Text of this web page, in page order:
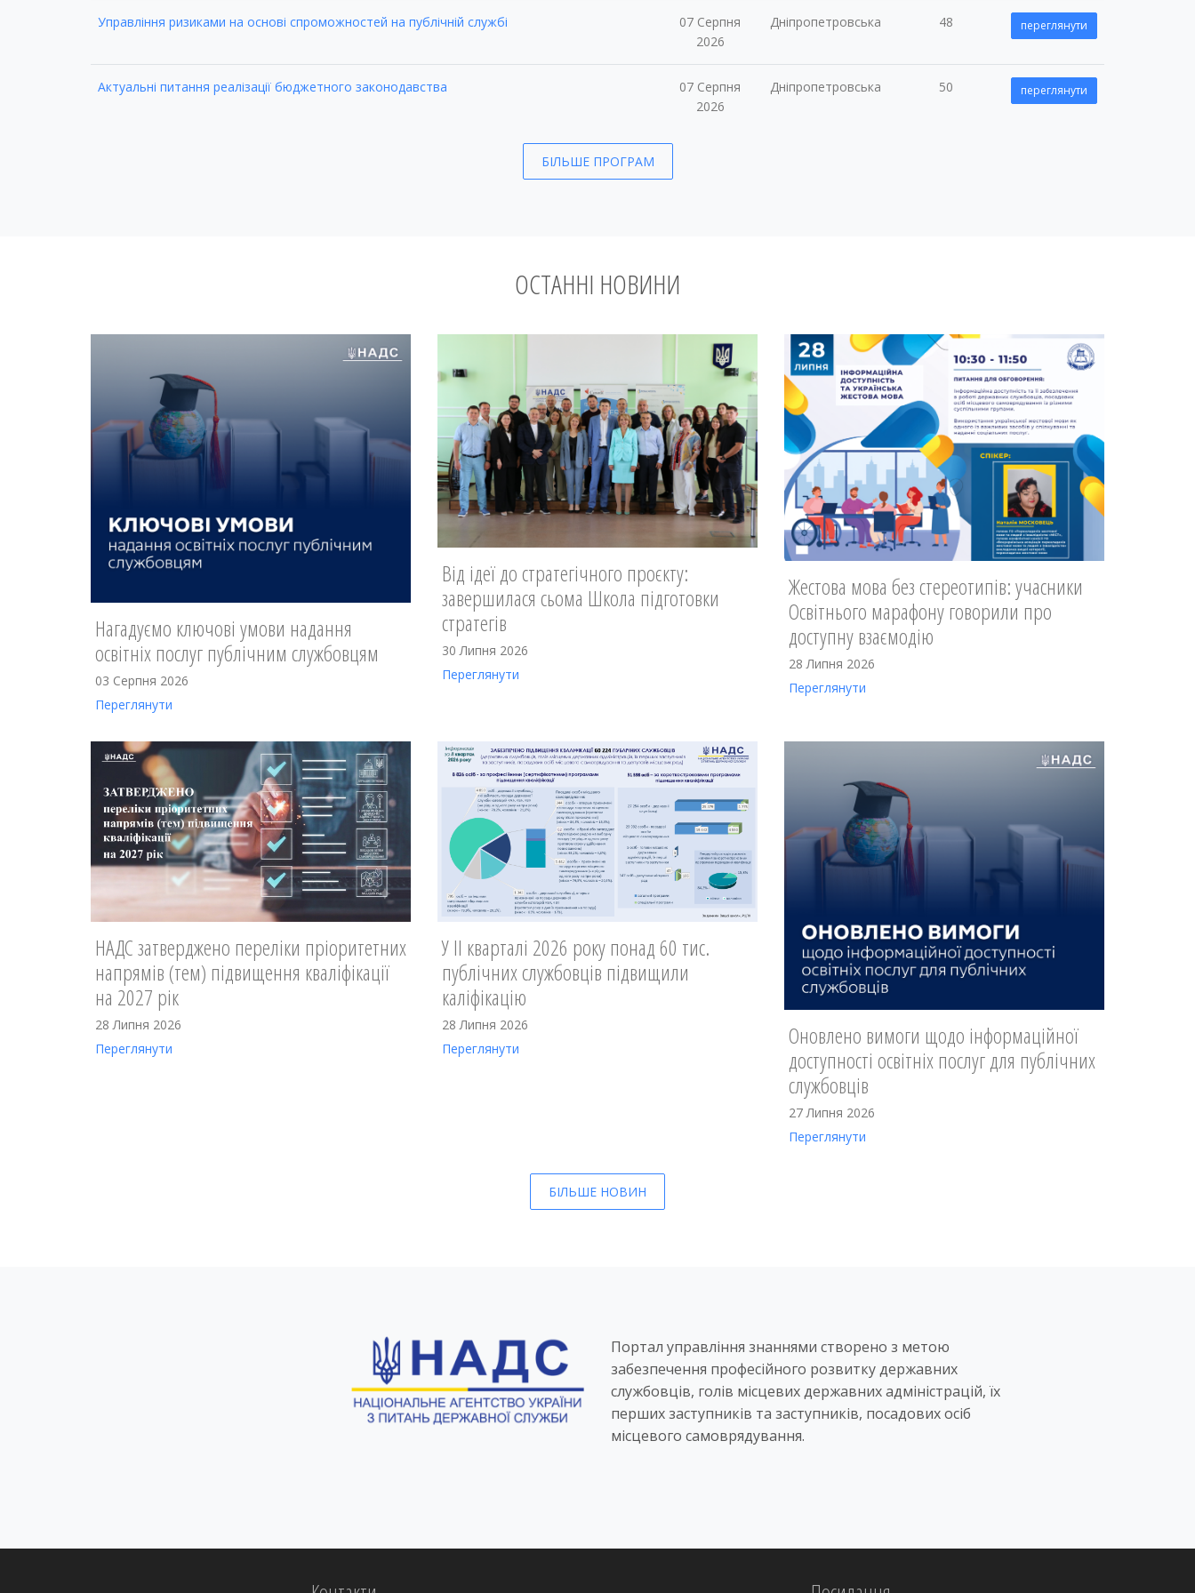
Управління ризиками на основі спроможностей на публічній службі
07 Серпня
2026
Дніпропетровська 48 переглянути
Актуальні питання реалізації бюджетного законодавства
07 Серпня
2026
Дніпропетровська 50 переглянути
БІЛЬШЕ ПРОГРАМ
ОСТАННІ НОВИНИ
Нагадуємо ключові умови надання
освітніх послуг публічним службовцям
03 Серпня 2026
Переглянути
Від ідеї до стратегічного проєкту:
завершилася сьома Школа підготовки
стратегів
30 Липня 2026
Переглянути
Жестова мова без стереотипів: учасники
Освітнього марафону говорили про
доступну взаємодію
28 Липня 2026
Переглянути
НАДС затверджено переліки пріоритетних
напрямів (тем) підвищення кваліфікації
на 2027 рік
28 Липня 2026
Переглянути
У ІІ кварталі 2026 року понад 60 тис.
публічних службовців підвищили
каліфікацію
28 Липня 2026
Переглянути
Оновлено вимоги щодо інформаційної
доступності освітніх послуг для публічних
службовців
27 Липня 2026
Переглянути
БІЛЬШЕ НОВИН
Портал управління знаннями створено з метою
забезпечення професійного розвитку державних
службовців, голів місцевих державних адміністрацій, їх
перших заступників та заступників, посадових осіб
місцевого самоврядування.